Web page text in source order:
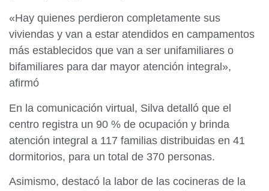
«Hay quienes perdieron completamente sus
viviendas y van a estar atendidos en campamentos
más establecidos que van a ser unifamiliares o
bifamiliares para dar mayor atención integral»,
afirmó
En la comunicación virtual, Silva detalló que el
centro registra un 90 % de ocupación y brinda
atención integral a 117 familias distribuidas en 41
dormitorios, para un total de 370 personas.
Asimismo, destacó la labor de las cocineras de la